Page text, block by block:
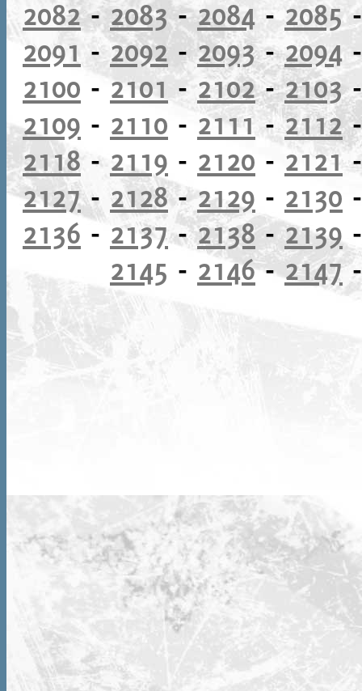
2082-2083-2084-2085
2091 -2092-2093-2094
2100 -2101 -2102-2103
2109 - 2110 - 2111-2112
2118- 2119 - 2120 - 2121
2127- 2128-2129 - 2130
2136 - 2137-2138-2139
2145 - 2146-2147